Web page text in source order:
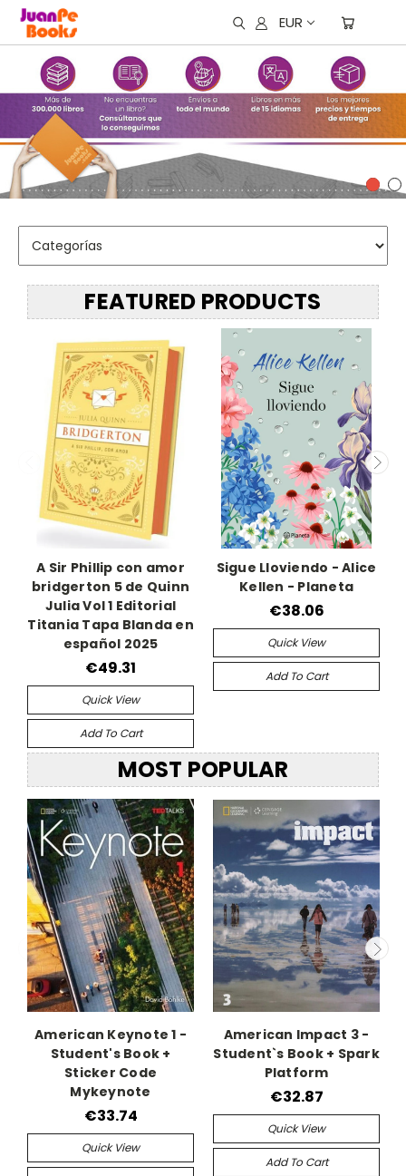
EUR
FEATURED PRODUCTS
A Sir Phillip con amor
bridgerton 5 de Quinn
Julia Vol 1 Editorial
Titania Tapa Blanda en
español 2025
€49.31
Quick View
Add To Cart
Sigue Lloviendo - Alice
Kellen - Planeta
€38.06
Quick View
Add To Cart
MOST POPULAR
American Keynote 1 -
Student's Book +
Sticker Code
Mykeynote
€33.74
Quick View
American Impact 3 -
Student`s Book + Spark
Platform
€32.87
Quick View
Add To Cart